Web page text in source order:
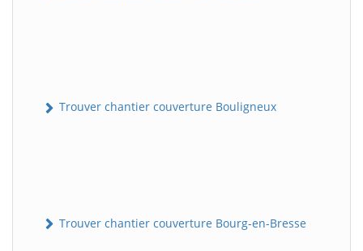
Trouver chantier couverture Bouligneux
Trouver chantier couverture Bourg-en-Bresse